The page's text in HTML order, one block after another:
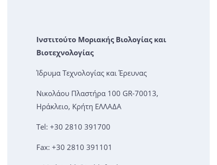
Ινστιτούτο Μοριακής Βιολογίας και
Βιοτεχνολογίας
Ίδρυμα Τεχνολογίας και Έρευνας
Νικολάου Πλαστήρα 100 GR-70013,
Ηράκλειο, Κρήτη ΕΛΛΑΔΑ
Tel: +30 2810 391700
Fax: +30 2810 391101